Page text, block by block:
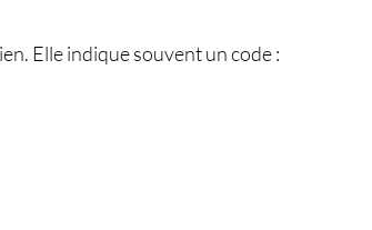
Elle indique souvent un code :